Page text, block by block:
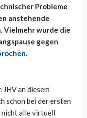
Probleme
anstehende
Vielmehr wurde die
gegen
an diesem
schon bei der ersten
nicht alle virtuell